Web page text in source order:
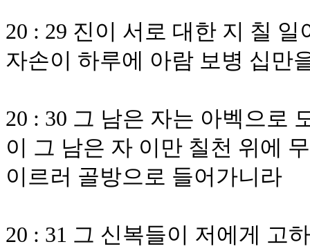
20 : 29 진이 서로 대한 지 칠
자손이 하루에 아람 보병 십만
20 : 30 그 남은 자는 아벡으로
이 그 남은 자 이만 칠천 위에
이르러 골방으로 들어가니라
20 : 31 그 신복들이 저에게 고